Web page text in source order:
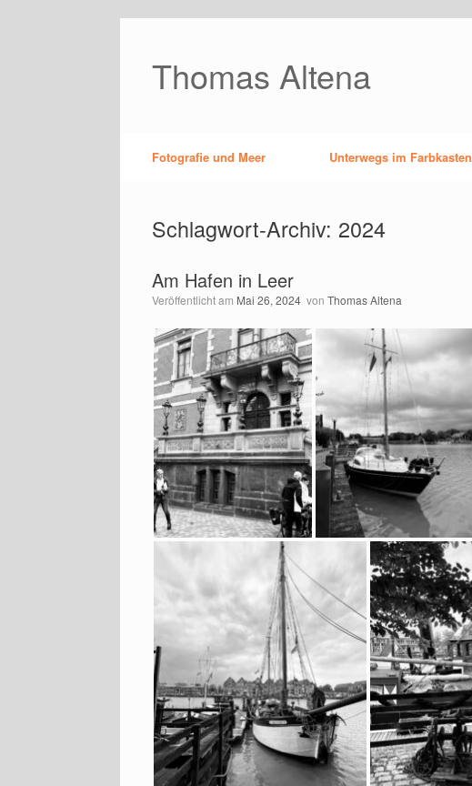
Thomas Altena
Fotografie und Meer Unterwegs im Farbkasten
Schlagwort-Archiv: 2024
Am Hafen in Leer
Veröffentlicht am Mai 26, 2024 von Thomas Altena